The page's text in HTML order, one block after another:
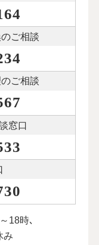
ご相談
ご相談
窓口
18時､
み